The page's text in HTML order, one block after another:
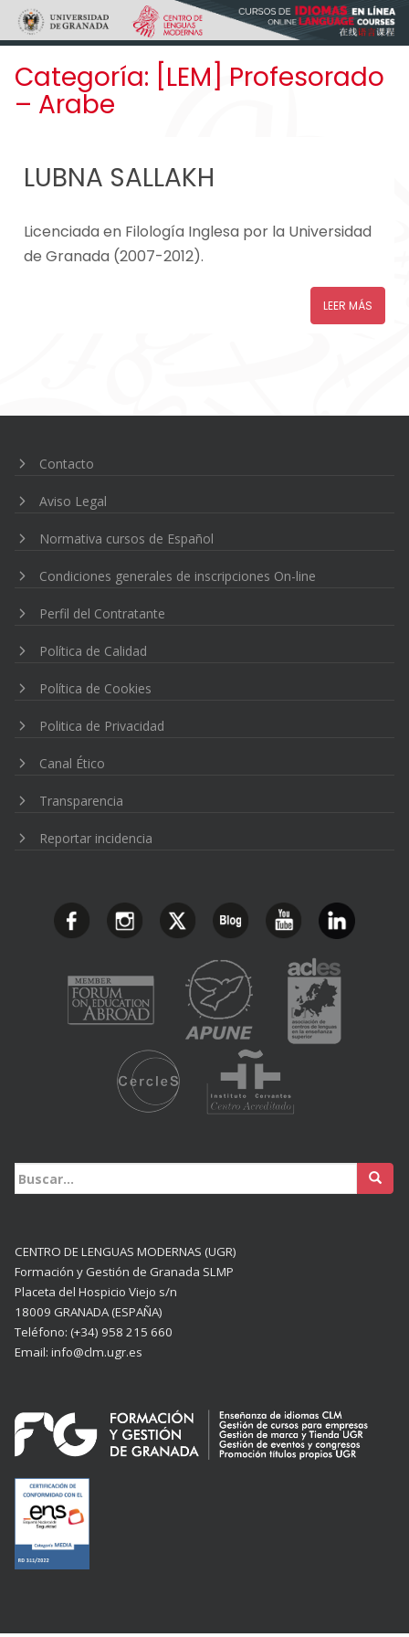
Skip to main content
Categoría: [LEM] Profesorado
– Arabe
LUBNA SALLAKH
Licenciada en Filología Inglesa por la Universidad
de Granada (2007-2012).
LEER MÁS
Contacto
Aviso Legal
Normativa cursos de Español
Condiciones generales de inscripciones On-line
Perfil del Contratante
Política de Calidad
Política de Cookies
Politica de Privacidad
Canal Ético
Transparencia
Reportar incidencia
Buscar:
CENTRO DE LENGUAS MODERNAS (UGR)
Formación y Gestión de Granada SLMP
Placeta del Hospicio Viejo s/n
18009 GRANADA (ESPAÑA)
Teléfono: (+34) 958 215 660
Email: info@clm.ugr.es